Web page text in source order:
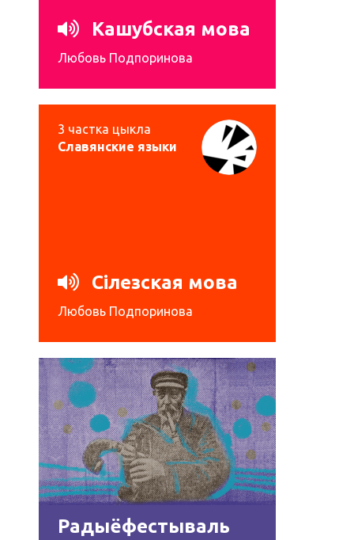
Кашубская мова
Любовь Подпоринова
3 частка цыкла
Славянские языки
Сілезская мова
Любовь Подпоринова
Радыёфестываль